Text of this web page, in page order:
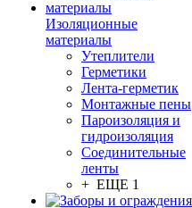
Изоляционные
материалы
Утеплители
Герметики
Лента-герметик
Монтажные пены
Пароизоляция и
гидроизоляция
Соединительные
ленты
+ ЕЩЕ 1